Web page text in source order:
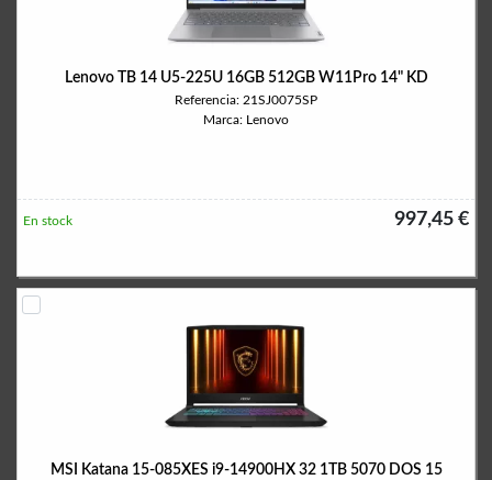
Lenovo TB 14 U5-225U 16GB 512GB W11Pro 14" KD
Referencia: 21SJ0075SP
Marca: Lenovo
997,45 €
En stock
MSI Katana 15-085XES i9-14900HX 32 1TB 5070 DOS 15